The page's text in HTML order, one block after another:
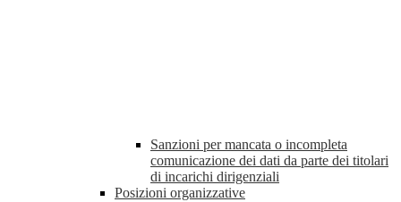
Sanzioni per mancata o incompleta
comunicazione dei dati da parte dei titolari
di incarichi dirigenziali
Posizioni organizzative